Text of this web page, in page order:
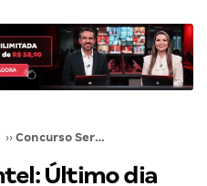
›› Concurso Sercomtel: Último dia para inscrição. Inicial de até R$ 3,3 mil!
Último dia